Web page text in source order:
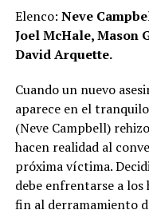
Elenco: Neve
Joel McHale, Mason
David Arquette.
Cuando un nuevo
aparece en el
(Neve Campbell)
hacen realidad al
próxima víctima.
debe enfrentarse a
fin al derramamiento